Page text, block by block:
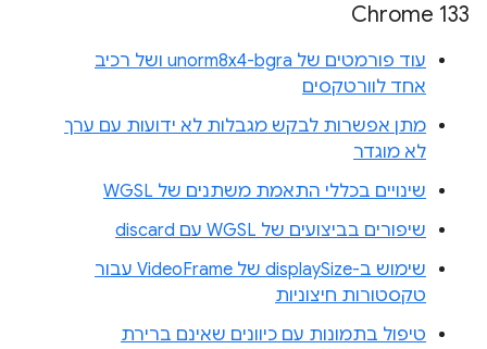
Chrome 133
עוד פורמטים של unorm8x4-bgra ושל רכיב
אחד לוורטקסים
מתן אפשרות לבקש מגבלות לא ידועות עם ערך
לא מוגדר
שינויים בכללי התאמת משתנים של WGSL
שיפורים בביצועים של WGSL עם discard
שימוש ב-displaySize של VideoFrame עבור
טקסטורות חיצוניות
טיפול בתמונות עם כיוונים שאינם ברירת